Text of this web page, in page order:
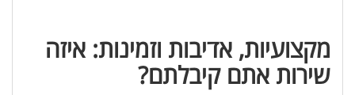
מקצועיות, אדיבות וזמינות: איזה
שירות אתם קיבלתם?